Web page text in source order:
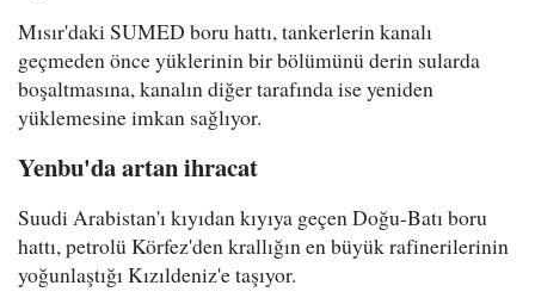
Mısır'daki SUMED boru hattı, tankerlerin kanalı
geçmeden önce yüklerinin bir bölümünü derin sularda
boşaltmasına, kanalın diğer tarafında ise yeniden
yüklemesine imkan sağlıyor.
Yenbu'da artan ihracat
Suudi Arabistan'ı kıyıdan kıyıya geçen Doğu-Batı boru
hattı, petrolü Körfez'den krallığın en büyük rafinerilerinin
yoğunlaştığı Kızıldeniz'e taşıyor.